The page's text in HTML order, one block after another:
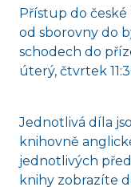
Přístup do
od sborovny do
schodech do
úterý, čtvrtek
Jednotlivá díla
knihovně
jednotlivých
knihy zobrazíte